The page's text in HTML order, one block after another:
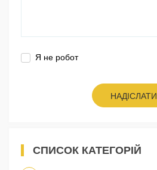
Я не робот
НАДІСЛАТИ
СПИСОК КАТЕГОРІЙ